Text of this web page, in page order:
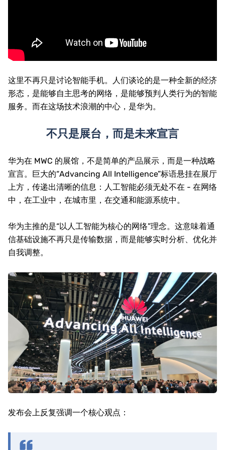
这里不再只是讨论智能手机。人们谈论的是一种全新的经济
形态，是能够自主思考的网络，是能够预判人类行为的智能
服务。而在这场技术浪潮的中心，是华为。
不只是展台，而是未来宣言
华为在 MWC 的展馆，不是简单的产品展示，而是一种战略
宣言。巨大的“Advancing All Intelligence”标语悬挂在展厅
上方，传递出清晰的信息：人工智能必须无处不在 - 在网络
中，在工业中，在城市里，在交通和能源系统中。
华为主推的是“以人工智能为核心的网络”理念。这意味着通
信基础设施不再只是传输数据，而是能够实时分析、优化并
自我调整。
发布会上反复强调一个核心观点：